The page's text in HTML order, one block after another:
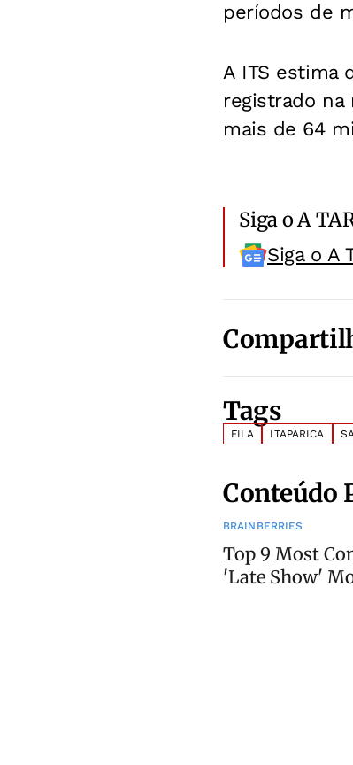
períodos de
A ITS estima
registrado na
mais de 64
Siga o A
Siga o A
Tags
FILA ITAPARICA